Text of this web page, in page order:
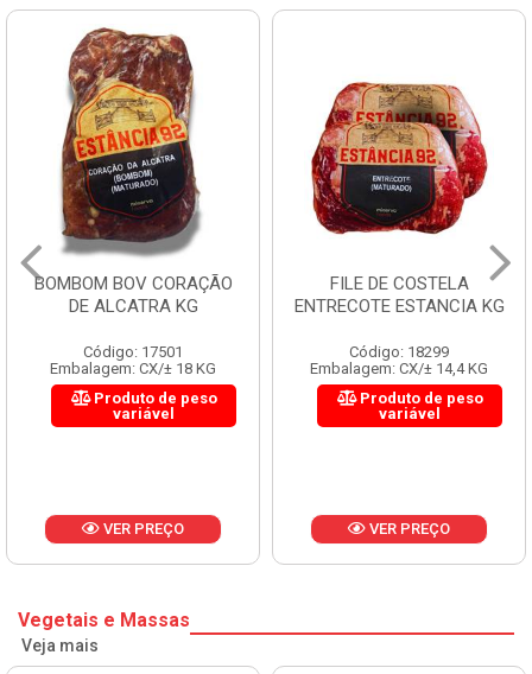
BOMBOM BOV CORAÇÃO
DE ALCATRA KG
Código: 17501
Embalagem: CX/± 18 KG
Produto de peso
variável
VER PREÇO
FILE DE COSTELA
ENTRECOTE ESTANCIA KG
Código: 18299
Embalagem: CX/± 14,4 KG
Produto de peso
variável
VER PREÇO
Vegetais e Massas
Veja mais